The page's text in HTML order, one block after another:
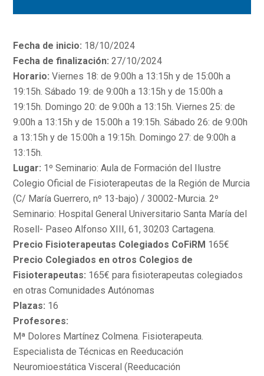
Fecha de inicio: 18/10/2024
Fecha de finalización: 27/10/2024
Horario: Viernes 18: de 9:00h a 13:15h y de 15:00h a
19:15h. Sábado 19: de 9:00h a 13:15h y de 15:00h a
19:15h. Domingo 20: de 9:00h a 13:15h. Viernes 25: de
9:00h a 13:15h y de 15:00h a 19:15h. Sábado 26: de 9:00h
a 13:15h y de 15:00h a 19:15h. Domingo 27: de 9:00h a
13:15h.
Lugar: 1º Seminario: Aula de Formación del Ilustre
Colegio Oficial de Fisioterapeutas de la Región de Murcia
(C/ María Guerrero, nº 13-bajo) / 30002-Murcia. 2º
Seminario: Hospital General Universitario Santa María del
Rosell- Paseo Alfonso XIII, 61, 30203 Cartagena.
Precio Fisioterapeutas Colegiados CoFiRM 165€
Precio Colegiados en otros Colegios de
Fisioterapeutas: 165€ para fisioterapeutas colegiados
en otras Comunidades Autónomas
Plazas: 16
Profesores:
Mª Dolores Martínez Colmena. Fisioterapeuta.
Especialista de Técnicas en Reeducación
Neuromioestática Visceral (Reeducación